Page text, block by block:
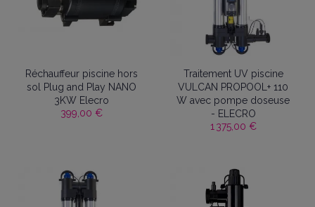
Réchauffeur piscine hors
sol Plug and Play NANO
3KW Elecro
399,00 €
Traitement UV piscine
VULCAN PROPOOL+ 110
W avec pompe doseuse
- ELECRO
1 375,00 €